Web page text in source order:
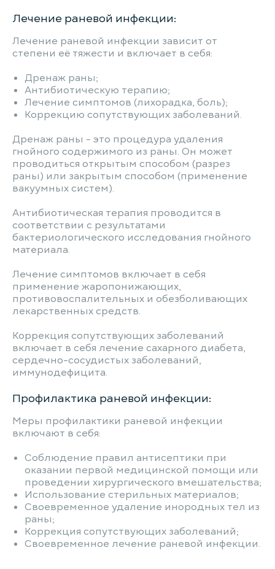
Лечение раневой инфекции:
Лечение раневой инфекции зависит от
степени её тяжести и включает в себя:
Дренаж раны;
Антибиотическую терапию;
Лечение симптомов (лихорадка, боль);
Коррекцию сопутствующих заболеваний.
Дренаж раны - это процедура удаления
гнойного содержимого из раны. Он может
проводиться открытым способом (разрез
раны) или закрытым способом (применение
вакуумных систем).
Антибиотическая терапия проводится в
соответствии с результатами
бактериологического исследования гнойного
материала.
Лечение симптомов включает в себя
применение жаропонижающих,
противовоспалительных и обезболивающих
лекарственных средств.
Коррекция сопутствующих заболеваний
включает в себя лечение сахарного диабета,
сердечно-сосудистых заболеваний,
иммунодефицита.
Профилактика раневой инфекции:
Меры профилактики раневой инфекции
включают в себя:
Соблюдение правил антисептики при
оказании первой медицинской помощи или
проведении хирургического вмешательства;
Использование стерильных материалов;
Своевременное удаление инородных тел из
раны;
Коррекция сопутствующих заболеваний;
Своевременное лечение раневой инфекции.